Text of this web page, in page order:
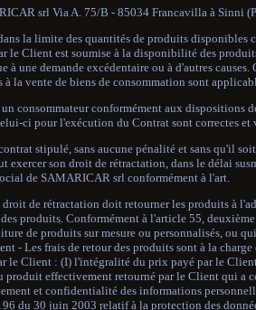
srl Via A. 75/B - 85034 Francavilla à Sinni
la limite des quantités de produits disponibles
le Client est soumise à la disponibilité des
demande excédentaire ou à d'autres causes.
la vente de biens de consommation sont
consommateur conformément aux dispositions
ci pour l'exécution du Contrat sont correctes et
stipulé, sans aucune pénalité et sans qu'il soit
son droit de rétractation, dans le délai
de SAMARICAR srl conformément à l'art.
de rétractation doit retourner les produits à
produits. Conformément à l'article 55,
de produits sur mesure ou personnalisés, ou
- Les frais de retour des produits sont à la
le Client : (I) l'intégralité du prix payé par le
effectivement retourné par le Client qui a
et confidentialité des informations
du 30 juin 2003 relatif à la protection des